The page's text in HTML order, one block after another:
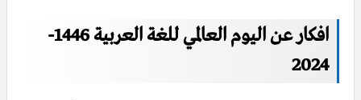
افكار عن اليوم العالمي للغة العربية 1446-
2024